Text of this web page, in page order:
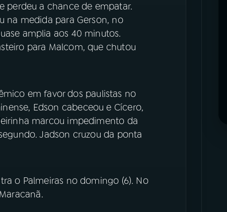
perdeu a chance de empatar.
na medida para Gerson, no
amplia aos 40 minutos.
para Malcom, que chutou
em favor dos paulistas no
Edson cabeceou e Cícero,
marcou impedimento da
Jadson cruzou da ponta
o Palmeiras no domingo (6). No